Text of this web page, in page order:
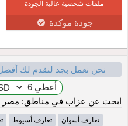
ملفات شخصية عالية الجودة
جودة مؤكدة
نحن نعمل بجد لنقدم لك
ابحث عن عزاب في مناطق: مصر
تعارف أسوان تعارف أسيوط